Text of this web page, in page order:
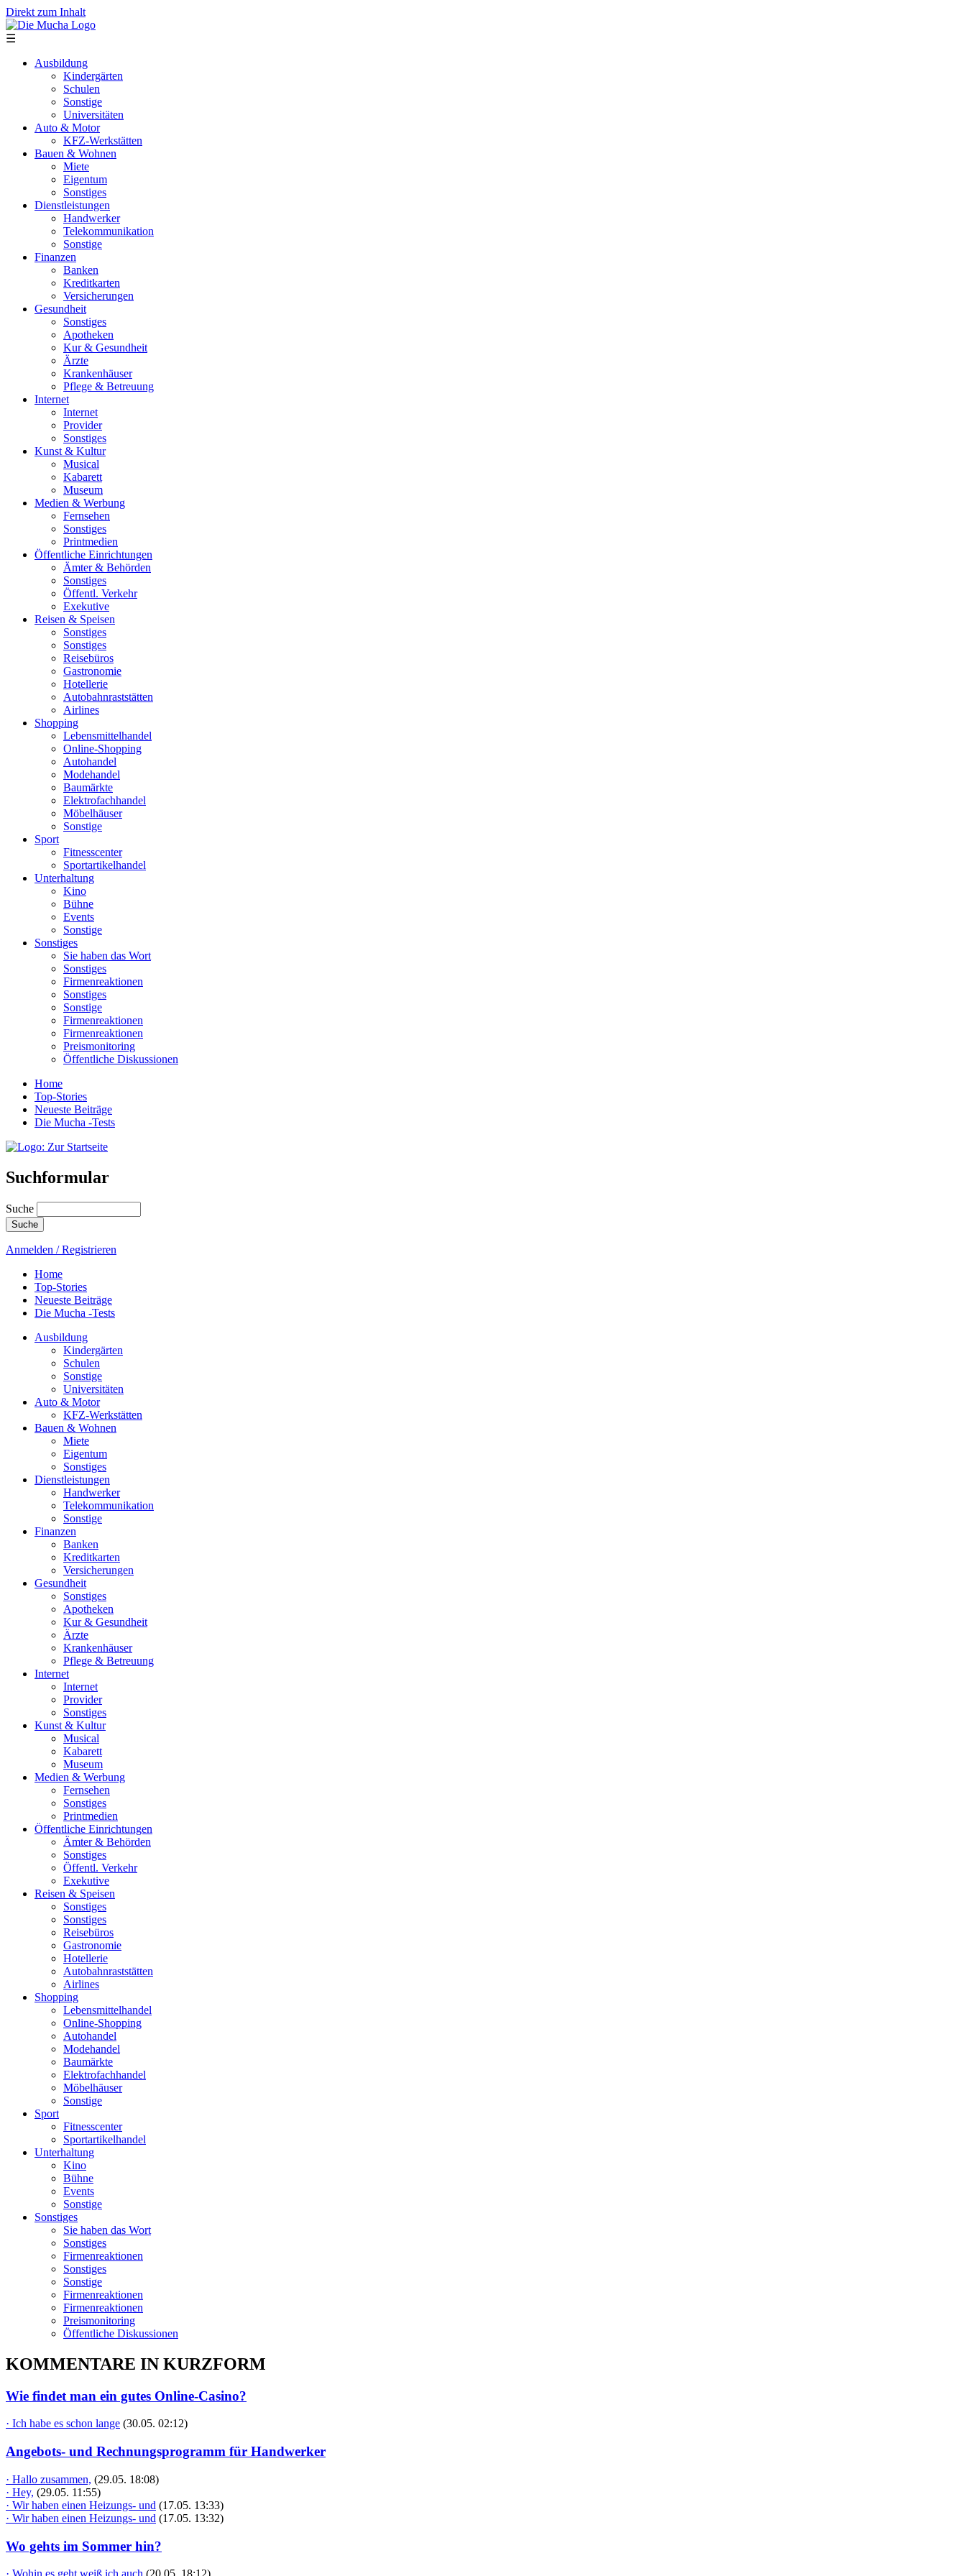
Direkt zum Inhalt
☰
Ausbildung
Kindergärten
Schulen
Sonstige
Universitäten
Auto & Motor
KFZ-Werkstätten
Bauen & Wohnen
Miete
Eigentum
Sonstiges
Dienstleistungen
Handwerker
Telekommunikation
Sonstige
Finanzen
Banken
Kreditkarten
Versicherungen
Gesundheit
Sonstiges
Apotheken
Kur & Gesundheit
Ärzte
Krankenhäuser
Pflege & Betreuung
Internet
Internet
Provider
Sonstiges
Kunst & Kultur
Musical
Kabarett
Museum
Medien & Werbung
Fernsehen
Sonstiges
Printmedien
Öffentliche Einrichtungen
Ämter & Behörden
Sonstiges
Öffentl. Verkehr
Exekutive
Reisen & Speisen
Sonstiges
Sonstiges
Reisebüros
Gastronomie
Hotellerie
Autobahnraststätten
Airlines
Shopping
Lebensmittelhandel
Online-Shopping
Autohandel
Modehandel
Baumärkte
Elektrofachhandel
Möbelhäuser
Sonstige
Sport
Fitnesscenter
Sportartikelhandel
Unterhaltung
Kino
Bühne
Events
Sonstige
Sonstiges
Sie haben das Wort
Sonstiges
Firmenreaktionen
Sonstiges
Sonstige
Firmenreaktionen
Firmenreaktionen
Preismonitoring
Öffentliche Diskussionen
Home
Top-Stories
Neueste Beiträge
Die Mucha -Tests
Suchformular
Suche
Anmelden / Registrieren
Home
Top-Stories
Neueste Beiträge
Die Mucha -Tests
Ausbildung
Kindergärten
Schulen
Sonstige
Universitäten
Auto & Motor
KFZ-Werkstätten
Bauen & Wohnen
Miete
Eigentum
Sonstiges
Dienstleistungen
Handwerker
Telekommunikation
Sonstige
Finanzen
Banken
Kreditkarten
Versicherungen
Gesundheit
Sonstiges
Apotheken
Kur & Gesundheit
Ärzte
Krankenhäuser
Pflege & Betreuung
Internet
Internet
Provider
Sonstiges
Kunst & Kultur
Musical
Kabarett
Museum
Medien & Werbung
Fernsehen
Sonstiges
Printmedien
Öffentliche Einrichtungen
Ämter & Behörden
Sonstiges
Öffentl. Verkehr
Exekutive
Reisen & Speisen
Sonstiges
Sonstiges
Reisebüros
Gastronomie
Hotellerie
Autobahnraststätten
Airlines
Shopping
Lebensmittelhandel
Online-Shopping
Autohandel
Modehandel
Baumärkte
Elektrofachhandel
Möbelhäuser
Sonstige
Sport
Fitnesscenter
Sportartikelhandel
Unterhaltung
Kino
Bühne
Events
Sonstige
Sonstiges
Sie haben das Wort
Sonstiges
Firmenreaktionen
Sonstiges
Sonstige
Firmenreaktionen
Firmenreaktionen
Preismonitoring
Öffentliche Diskussionen
KOMMENTARE IN KURZFORM
Wie findet man ein gutes Online-Casino?
· Ich habe es schon lange (30.05. 02:12)
Angebots- und Rechnungsprogramm für Handwerker
· Hallo zusammen, (29.05. 18:08)
· Hey, (29.05. 11:55)
· Wir haben einen Heizungs- und (17.05. 13:33)
· Wir haben einen Heizungs- und (17.05. 13:32)
Wo gehts im Sommer hin?